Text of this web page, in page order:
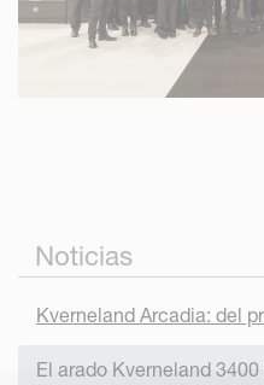
Noticias
Kverneland Arcadia: del
El arado Kverneland